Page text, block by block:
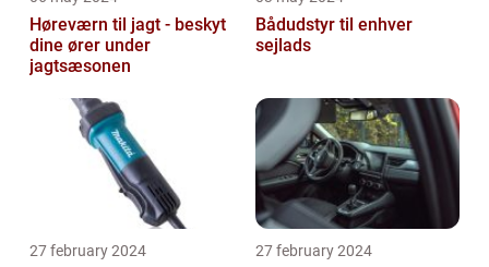
Høreværn til jagt - beskyt
dine ører under
jagtsæsonen
Bådudstyr til enhver
sejlads
27 february 2024 27 february 2024